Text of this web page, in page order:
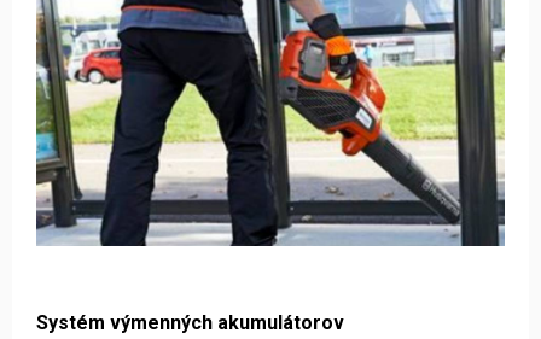
Systém výmenných akumulátorov